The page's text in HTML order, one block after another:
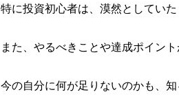
特に投資初心者は、漠然としていた
また、やるべきことや達成ポイン
今の自分に何が足りないのかも、知